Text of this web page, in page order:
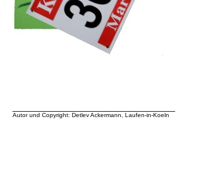
Autor und Copyright: Detlev Ackermann, Laufen-in-Koeln